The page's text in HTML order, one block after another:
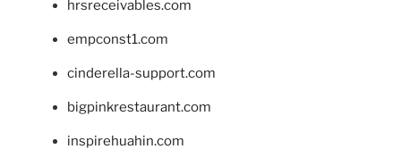
hrsreceivables.com
empconst1.com
cinderella-support.com
bigpinkrestaurant.com
inspirehuahin.com